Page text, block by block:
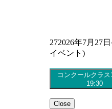
272026年7月27日
イベント)
コンクールクラス
19:30
Close